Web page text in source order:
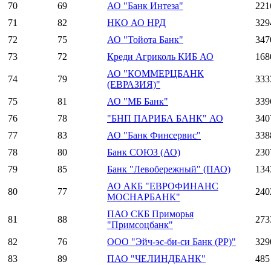
70 69 АО "Банк Интеза"
71
82 НКО АО НРД
72
75 АО "Тойота Банк"
73
72 Креди Агриколь КИБ АО
74 79
АО "КОММЕРЦБАНК
(ЕВРАЗИЯ)"
75 81 АО "МБ Банк"
76
78 "БНП ПАРИБА БАНК" АО
77
83 АО "Банк Финсервис"
78
80 Банк СОЮЗ (АО)
79
85 Банк "Левобережный" (ПАО)
80 77
АО АКБ "ЕВРОФИНАНС
МОСНАРБАНК"
81 88
ПАО СКБ Приморья
"Примсоцбанк"
82 76 ООО "Эйч-эс-би-си Банк (РР)"
83
89 ПАО "ЧЕЛИНДБАНК"
485